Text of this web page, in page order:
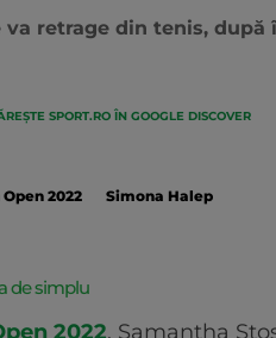
va retrage din tenis,
SPORT.RO ÎN GOOGLE DISCOVER
2022 Simona Halep
de simplu
2022, Samantha